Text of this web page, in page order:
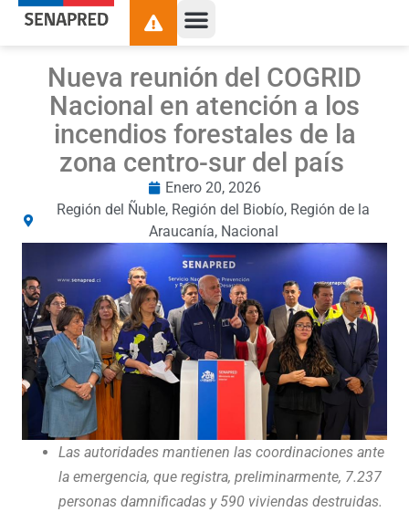
Nueva reunión del COGRID
Nacional en atención a los
incendios forestales de la
zona centro-sur del país
Enero 20, 2026
Región del Ñuble, Región del Biobío, Región de la
Araucanía, Nacional
Las autoridades mantienen las coordinaciones ante
la emergencia, que registra, preliminarmente, 7.237
personas damnificadas y 590 viviendas destruidas.